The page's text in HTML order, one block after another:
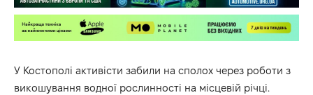
У Костополі активісти забили на сполох через роботи з
викошування водної рослинності на місцевій річці.